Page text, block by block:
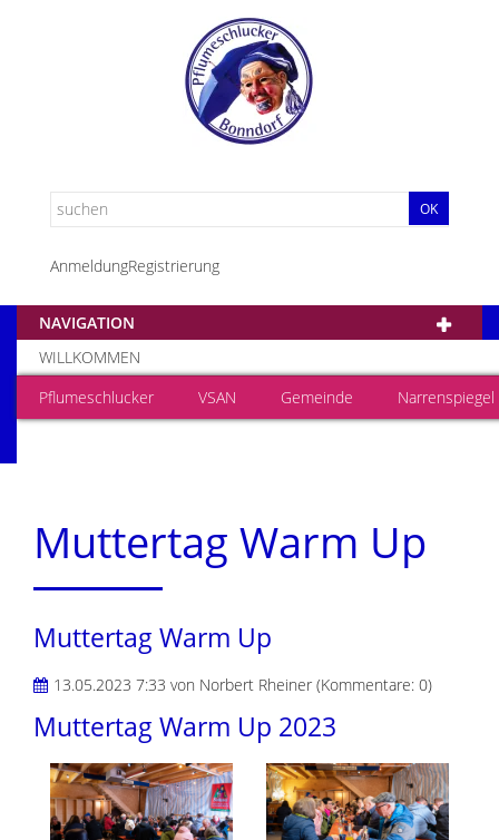
OK
AnmeldungRegistrierung
NAVIGATION
WILLKOMMEN
Pflumeschlucker
VSAN Gemeinde Narrenspiegel
Muttertag Warm Up
Muttertag Warm Up
13.05.2023 7:33 von Norbert Rheiner (Kommentare: 0)
Muttertag Warm Up 2023